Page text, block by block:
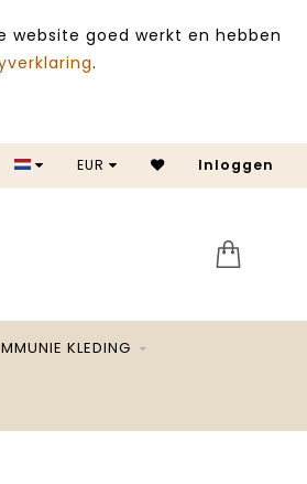
website goed werkt en hebben
.
SALE -
EUR Inloggen
KLEDING